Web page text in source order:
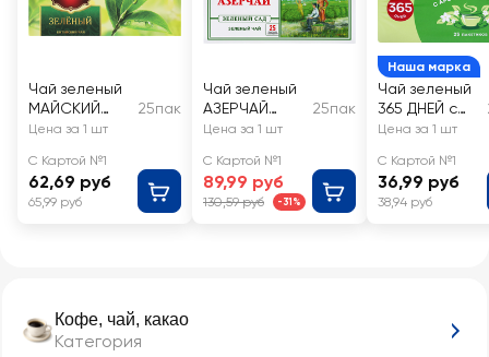
Кофе, чай, какао
Категория
Чай зеленый
МАЙСКИЙ
Зеленый
25пак
Цена за 1 шт
С Картой №1
62,69 руб
65,99 руб
Чай зеленый
АЗЕРЧАЙ
Зеленый сад
25пак
Цена за 1 шт
С Картой №1
89,99 руб
130,59 руб -31%
Наша марка
Чай зеленый
365 ДНЕЙ с
ароматом
Цена за 1 шт
С Картой №1
36,99 руб
38,94 руб